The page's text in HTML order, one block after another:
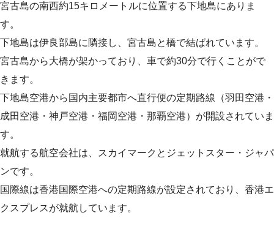
宮古島の南西約15キロメートルに位置する下地島にありま
す。
下地島は伊良部島に隣接し、宮古島と橋で結ばれています。
宮古島から大橋が架かっており、車で約30分で行くことがで
きます。
下地島空港から国内主要都市へ直行便の定期路線（羽田空港・
成田空港・神戸空港・福岡空港・那覇空港）が開設されていま
す。
就航する航空会社は、スカイマークとジェットスター・ジャパ
ンです。
国際線は香港国際空港への定期路線が設定されており、香港エ
クスプレスが就航しています。